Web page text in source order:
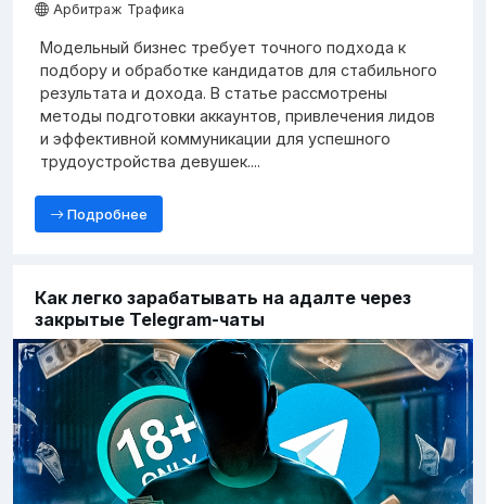
Арбитраж Трафика
Модельный бизнес требует точного подхода к
подбору и обработке кандидатов для стабильного
результата и дохода. В статье рассмотрены
методы подготовки аккаунтов, привлечения лидов
и эффективной коммуникации для успешного
трудоустройства девушек....
Подробнее
Как легко зарабатывать на адалте через
закрытые Telegram-чаты